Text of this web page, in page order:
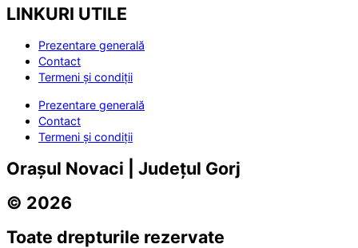
LINKURI UTILE
Prezentare generală
Contact
Termeni și condiții
Prezentare generală
Contact
Termeni și condiții
Orașul Novaci | Județul Gorj
© 2026
Toate drepturile rezervate